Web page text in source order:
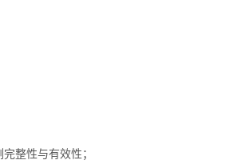
整性与有效性；